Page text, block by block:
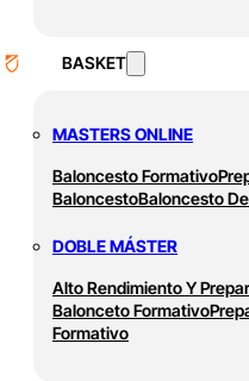
BASKET
MASTERS ONLINE
Baloncesto Formativo
BaloncestoBaloncesto
DOBLE MÁSTER
Alto Rendimiento Y
Balonceto Formativo
Formativo